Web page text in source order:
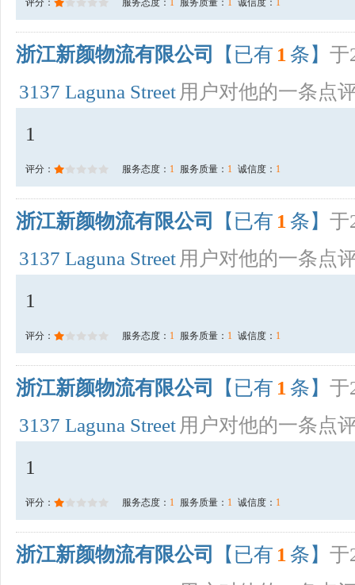
评分： 服务态度： 1 服务质量： 1 诚信度： 1
浙江新颜物流有限公司 【已有 1 条】 于
3137 Laguna Street 用户对他的一条点
1
评分： 服务态度： 1 服务质量： 1 诚信度： 1
浙江新颜物流有限公司 【已有 1 条】 于
3137 Laguna Street 用户对他的一条点
1
评分： 服务态度： 1 服务质量： 1 诚信度： 1
浙江新颜物流有限公司 【已有 1 条】 于
3137 Laguna Street 用户对他的一条点
1
评分： 服务态度： 1 服务质量： 1 诚信度： 1
浙江新颜物流有限公司 【已有 1 条】 于